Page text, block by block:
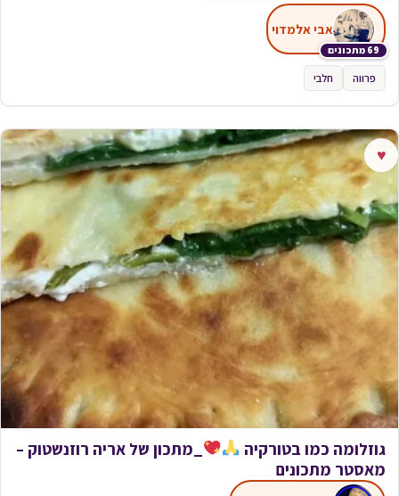
69 מתכונים
אבי אלמדוי
פרווה חלבי
♥
גוזלומה כמו בטורקיה
_מתכון של אריה רוזנשטוק –
מאסטר מתכונים